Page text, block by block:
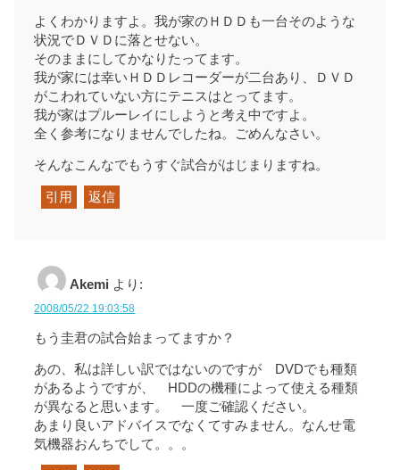
よくわかりますよ。我が家のＨＤＤも一台そのような
状況でＤＶＤに落とせない。
そのままにしてかなりたってます。
我が家には幸いＨＤＤレコーダーが二台あり、ＤＶＤ
がこわれていない方にテニスはとってます。
我が家はプルーレイにしようと考え中ですよ。
全く参考になりませんでしたね。ごめんなさい。
そんなこんなでもうすぐ試合がはじまりますね。
引用 返信
Akemi より:
2008/05/22 19:03:58
もう圭君の試合始まってますか？
あの、私は詳しい訳ではないのですが DVDでも種類
があるようですが、 HDDの機種によって使える種類
が異なると思います。 一度ご確認ください。
あまり良いアドバイスでなくてすみません。なんせ電
気機器おんちでして。。。